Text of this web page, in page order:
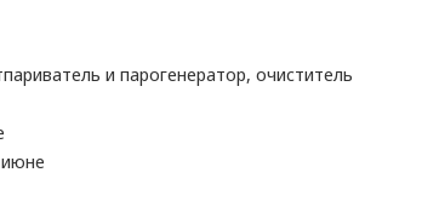
и парогенератор, очиститель